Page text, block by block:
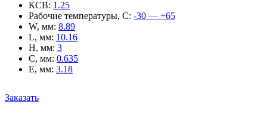
КСВ: 1.25
Рабочие температуры, С: -30 — +65
W, мм: 8.89
L, мм: 10.16
H, мм: 3
C, мм: 0.635
E, мм: 3.18
Заказать